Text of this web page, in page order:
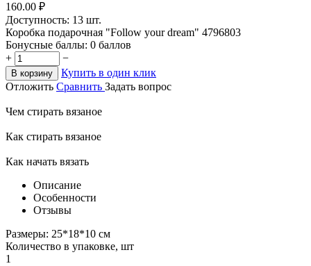
160.00 ₽
Доступность: 13 шт.
Коробка подарочная "Follow your dream" 4796803
Бонусные баллы: 0 баллов
+
−
В корзину
Купить в один клик
Отложить Сравнить Задать вопрос
Чем стирать вязаное
Как стирать вязаное
Как начать вязать
Описание
Особенности
Отзывы
Размеры: 25*18*10 см
Количество в упаковке, шт
1